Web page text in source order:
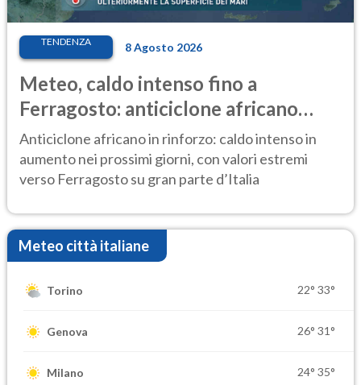
TENDENZA 8 Agosto 2026
Meteo, caldo intenso fino a
Ferragosto: anticiclone africano
ancora protagonista
Anticiclone africano in rinforzo: caldo intenso in
aumento nei prossimi giorni, con valori estremi
verso Ferragosto su gran parte d’Italia
Meteo città italiane
Torino 22° 33°
Genova 26° 31°
Milano 24° 35°